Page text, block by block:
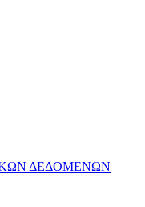
ΔΕΔΟΜΕΝΩΝ